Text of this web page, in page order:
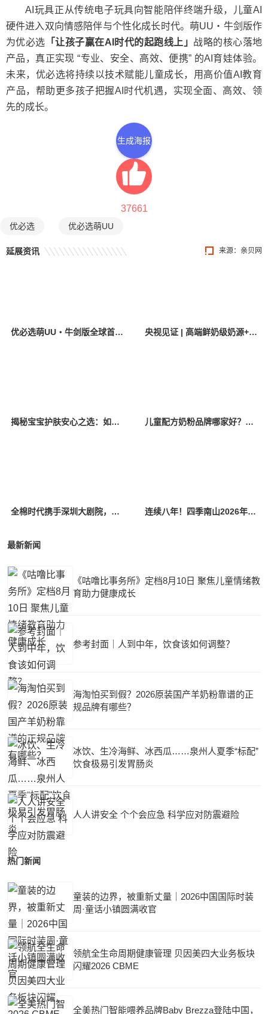
AI玩具正从传统电子玩具向智能陪伴终端升级，儿童AI
硬件进入双向情感陪伴与个性化成长时代。萌UU・牛剑版作
为优必选 「让孩子赢在AI时代的起跑线上」 战略的核心落地
产品，真正实现 “专业、安全、高效、便携” 的AI育娃体验。
未来，优必选将持续以技术赋能儿童成长，用高价值AI教育
产品，帮助更多孩子把握AI时代机遇，实现全面、高效、领
先的成长。
生成海报
37661
优必选 优必选萌UU
来源： 亲贝网
延展资讯
优必选萌UU・牛剑版全球首发，打造AI时代育娃新标杆 央视见证 | 高端鲜奶级奶源+突破性IgG，优萃宝爱铸就国粉底气！
揭秘宝宝护肤安心之选：如何用精简配方，兼顾功效与肤感？ 儿童配方奶粉品牌哪家好？2026年深度评测：5款产品多维度对比
全棉时代携手深圳大剧院，用一场交响音乐会“托住”孕妈的安全感 连续八年！四季南山2026年再夺蒙特奖金奖，三款产品同时获奖
最新新闻
《咕噜比事务所》定档8月10日 聚焦儿童情绪教
育助力健康成长
参考封面｜人到中年，饮食该如何调整？
海淘怕买到假？2026原装国产羊奶粉靠谱的正
规品牌有哪些？
冰饮、生冷海鲜、冰西瓜……泉州人夏季“标配”
饮食极易引发胃肠炎
人人讲安全 个个会应急 科学应对防震避险
热门新闻
童装的边界，被重新丈量｜2026中国国际时装
周·童话小镇圆满收官
领航全生命周期健康管理 贝因美四大业务板块
闪耀2026 CBME
全美热门智能喂养品牌Baby Brezza登陆中国，